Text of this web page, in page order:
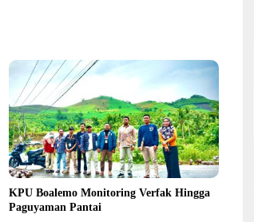
KPU Boalemo Monitoring Verfak Hingga
Paguyaman Pantai